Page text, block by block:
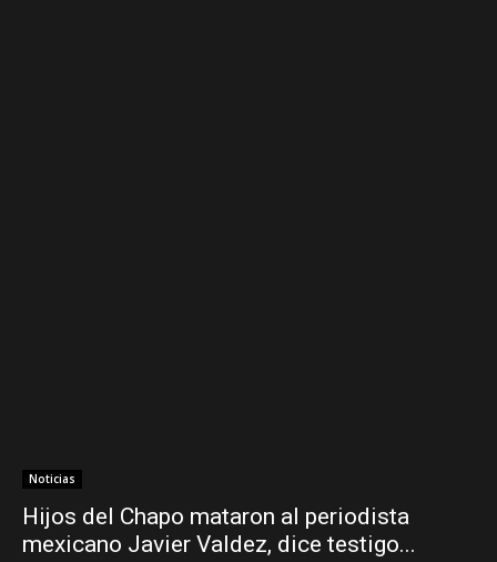
Noticias
Hijos del Chapo mataron al periodista
mexicano Javier Valdez, dice testigo...